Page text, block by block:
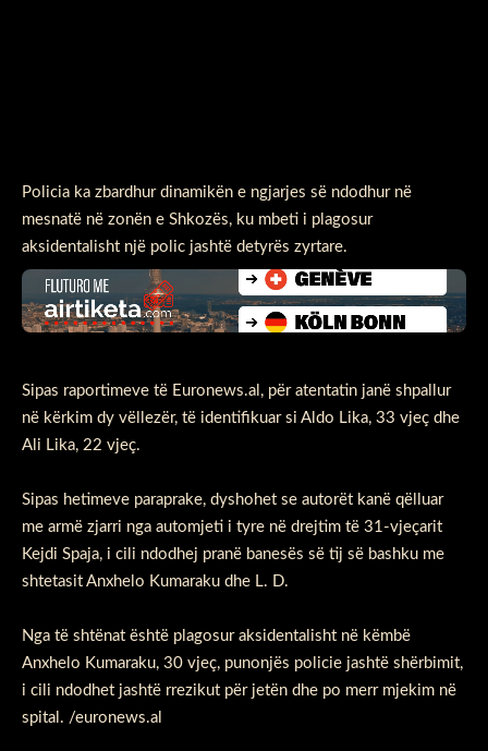
Policia ka zbardhur dinamikën e ngjarjes së ndodhur në
mesnatë në zonën e Shkozës, ku mbeti i plagosur
aksidentalisht një polic jashtë detyrës zyrtare.
Sipas raportimeve të Euronews.al, për atentatin janë shpallur
në kërkim dy vëllezër, të identifikuar si Aldo Lika, 33 vjeç dhe
Ali Lika, 22 vjeç.
Sipas hetimeve paraprake, dyshohet se autorët kanë qëlluar
me armë zjarri nga automjeti i tyre në drejtim të 31-vjeçarit
Kejdi Spaja, i cili ndodhej pranë banesës së tij së bashku me
shtetasit Anxhelo Kumaraku dhe L. D.
Nga të shtënat është plagosur aksidentalisht në këmbë
Anxhelo Kumaraku, 30 vjeç, punonjës policie jashtë shërbimit,
i cili ndodhet jashtë rrezikut për jetën dhe po merr mjekim në
spital. /euronews.al